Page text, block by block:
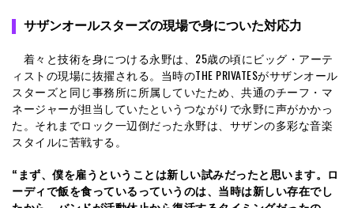
サザンオールスターズの現場で身についた対応力
着々と技術を身につける永野は、25歳の頃にビッグ・アーテ
ィストの現場に抜擢される。当時のTHE PRIVATESがサザンオール
スターズと同じ事務所に所属していたため、共通のチーフ・マ
ネージャーが担当していたというつながりで永野に声がかかっ
た。それまでロック一辺倒だった永野は、サザンの多彩な音楽
スタイルに苦戦する。
“まず、僕を雇うということは新しい試みだったと思います。ロ
ーディで飯を食っているっていうのは、当時は新しい存在でし